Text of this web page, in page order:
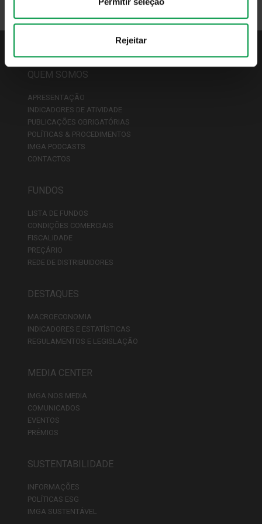
Rejeitar
QUEM SOMOS
APRESENTAÇÃO
INDICADORES DE ATIVIDADE
PUBLICAÇÕES OBRIGATÓRIAS
POLÍTICAS & PROCEDIMENTOS
IMGA PODCASTS
CONTACTOS
FUNDOS
LISTA DE FUNDOS
CONDIÇÕES COMERCIAIS
FISCALIDADE
PREÇÁRIO
REDE DE DISTRIBUIDORES
DESTAQUES
MACROECONOMIA
INDICADORES E ESTATÍSTICAS
REGULAMENTOS E LEGISLAÇÃO
MEDIA CENTER
IMGA NOS MEDIA
COMUNICADOS
EVENTOS
PRÉMIOS
SUSTENTABILIDADE
INFORMAÇÕES
POLÍTICAS ESG
IMGA SUSTENTÁVEL